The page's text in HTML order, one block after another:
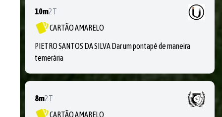
10m2T
CARTÃO AMARELO
PIETRO SANTOS DA SILVA Dar um pontapé de maneira
temerária
8m2T
CARTÃO AMARELO